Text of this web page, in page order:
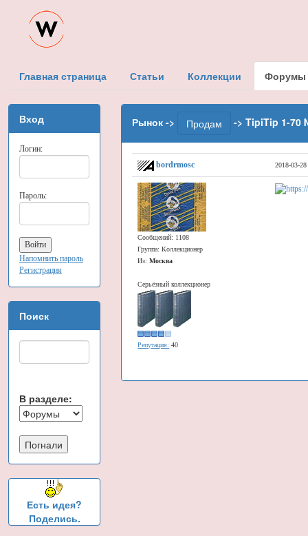
Главная страница Статьи Коллекции Форумы
Вход
Логин:
Пароль:
Напомнить пароль
Регистрация
Поиск
В разделе:
Есть идея?
Поделись.
Рынок -> Продам -> TipiTip 1-70
bordrmosc 2018-03-
Сообщений: 1108
Группа: Коллекционер
Из:Москва
Серьёзный коллекционер
Репутация: 40